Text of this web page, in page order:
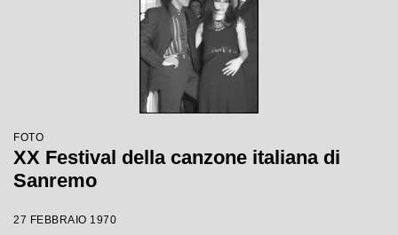
FOTO
XX Festival della canzone italiana di
Sanremo
27 FEBBRAIO 1970